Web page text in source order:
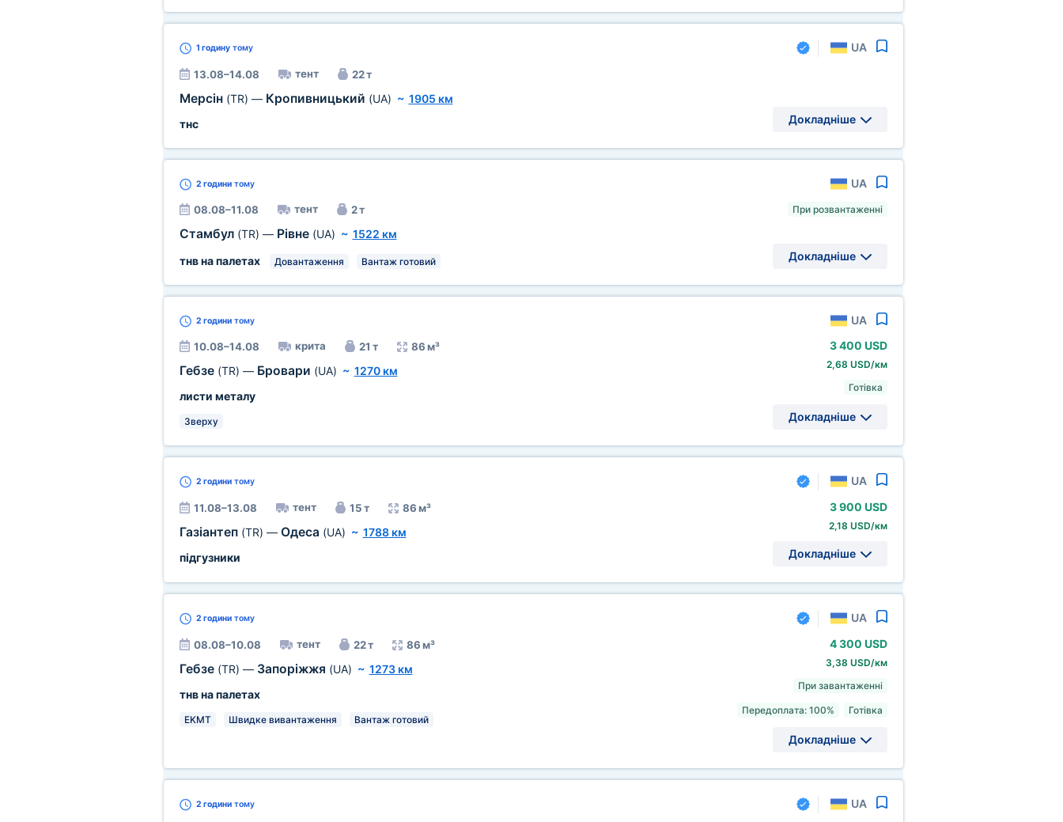
1 годинутому UA
13.08–14.08 тент 22 т
Мерсін (TR) — Кропивницький (UA) ~ 1905 км
тнс
Докладніше
2 годинитому UA
08.08–11.08 тент 2 т
Стамбул (TR) — Рівне (UA) ~ 1522 км
тнв на палетах
Довантаження Вантаж готовий
При розвантаженні
Докладніше
2 годинитому UA
10.08–14.08 крита 21 т 86 м³
Гебзе (TR) — Бровари (UA) ~ 1270 км
листи металу
Зверху
3 400 USD
2,68 USD/км
Готівка
Докладніше
2 годинитому UA
11.08–13.08 тент 15 т 86 м³
Газіантеп (TR) — Одеса (UA) ~ 1788 км
підгузники
3 900 USD
2,18 USD/км
Докладніше
2 годинитому UA
08.08–10.08 тент 22 т 86 м³
Гебзе (TR) — Запоріжжя (UA) ~ 1273 км
тнв на палетах
EKMT Швидке вивантаження Вантаж готовий
4 300 USD
3,38 USD/км
При завантаженні
Передоплата: 100% Готівка
Докладніше
2 годинитому UA